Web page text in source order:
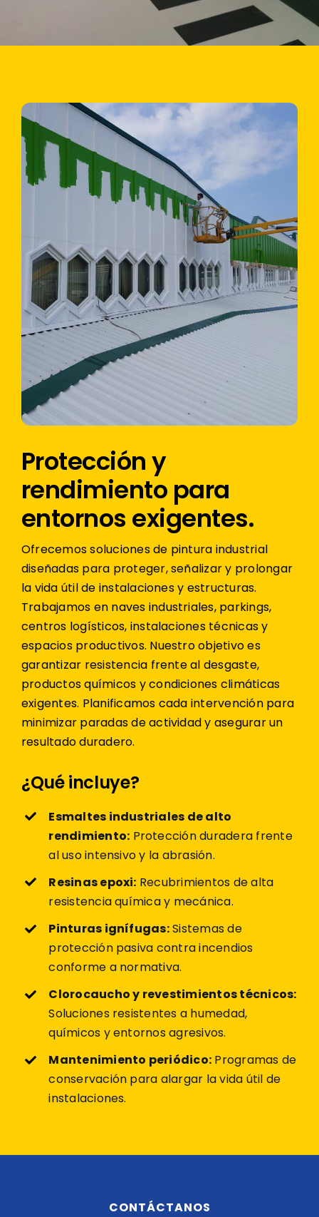
Protección y
rendimiento para
entornos exigentes.
Ofrecemos soluciones de pintura industrial
diseñadas para proteger, señalizar y prolongar
la vida útil de instalaciones y estructuras.
Trabajamos en naves industriales, parkings,
centros logísticos, instalaciones técnicas y
espacios productivos. Nuestro objetivo es
garantizar resistencia frente al desgaste,
productos químicos y condiciones climáticas
exigentes. Planificamos cada intervención para
minimizar paradas de actividad y asegurar un
resultado duradero.
¿Qué incluye?
Esmaltes industriales de alto
rendimiento: Protección duradera frente
al uso intensivo y la abrasión.
Resinas epoxi: Recubrimientos de alta
resistencia química y mecánica.
Pinturas ignífugas:Sistemas de
protección pasiva contra incendios
conforme a normativa.
Clorocaucho y revestimientos técnicos:
Soluciones resistentes a humedad,
químicos y entornos agresivos.
Mantenimiento periódico: Programas de
conservación para alargar la vida útil de
instalaciones.
CONTÁCTANOS